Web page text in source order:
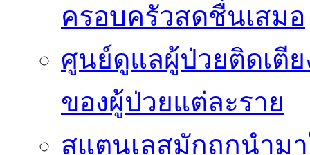
ครอบครัวสดชื่นเสมอ
ศูนย์ดูแลผู้ป่วยติดเตี
ของผู้ป่วยแต่ละราย
สแตนเลสมักถูกนำม